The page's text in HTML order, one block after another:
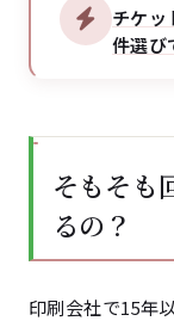
チケッ
件選び
そもそも
るの？
印刷会社で15年